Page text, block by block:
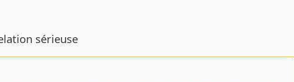
l’annonce
sérieuse